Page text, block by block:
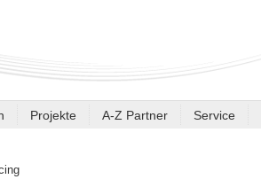
Projekte A-Z Partner Service